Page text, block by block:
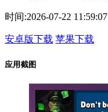
时间:2026-07-22 11:59:07
安卓版下载 苹果下载
应用截图